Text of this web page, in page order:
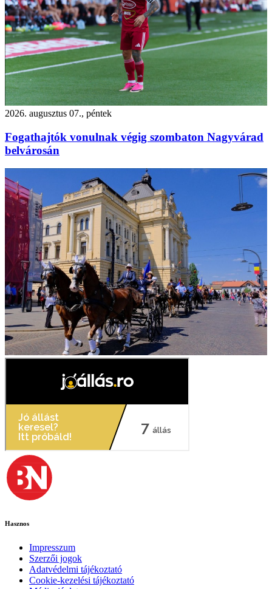
2026. augusztus 07., péntek
Fogathajtók vonulnak végig szombaton Nagyvárad
belvárosán
Hasznos
Impresszum
Szerzői jogok
Adatvédelmi tájékoztató
Cookie-kezelési tájékoztató